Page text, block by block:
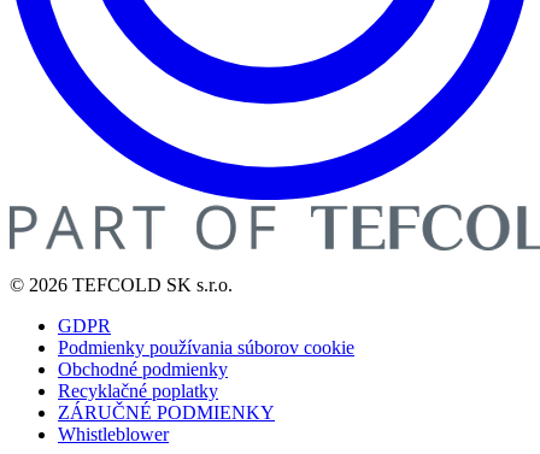
© 2026 TEFCOLD SK s.r.o.
GDPR
Podmienky používania súborov cookie
Obchodné podmienky
Recyklačné poplatky
ZÁRUČNÉ PODMIENKY
Whistleblower